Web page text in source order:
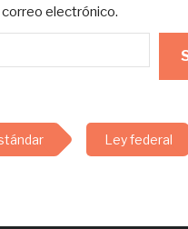
electrónico.
Ley federal